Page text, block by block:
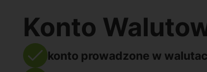
Konto
konto prowadzone w